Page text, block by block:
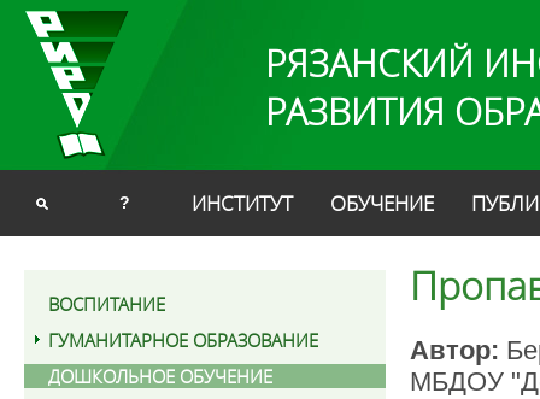
РЯЗАНСКИЙ
РАЗВИТИЯ
? ИНСТИТУТ ОБУЧЕНИЕ
ВОСПИТАНИЕ
ГУМАНИТАРНОЕ ОБРАЗОВАНИЕ
ДОШКОЛЬНОЕ ОБУЧЕНИЕ
Автор:
МБДОУ